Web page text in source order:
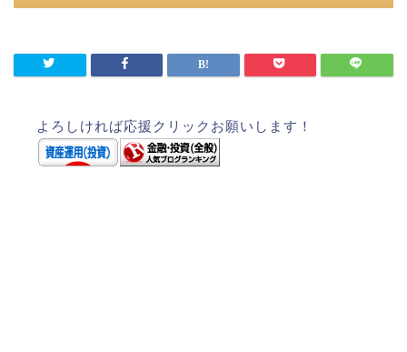
よろしければ応援クリックお願いします！